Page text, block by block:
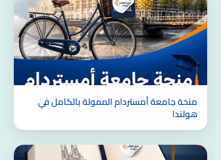
منحة جامعة أمستردام الممولة بالكامل في
هولندا